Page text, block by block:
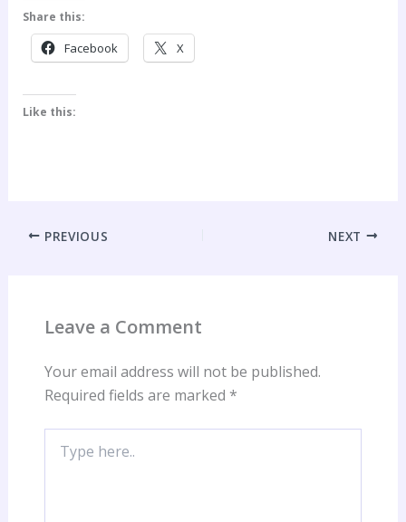
Share this:
Facebook X
Like this:
PREVIOUS NEXT
Leave a Comment
Your email address will not be published.
Required fields are marked *
here..